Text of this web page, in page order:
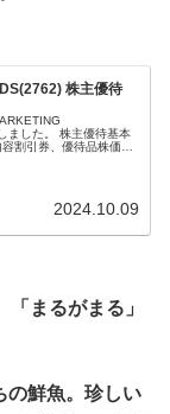
株主優待
ました。 株主優待基本
割引券、優待品株価
2024.10.09
「まるがまる」
の鮮魚。珍しい